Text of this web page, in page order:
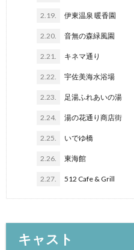
2.19. 伊東温泉 暖香園
2.20. 音無の森緑風園
2.21. キネマ通り
2.22. 宇佐美海水浴場
2.23. 足湯ふれあいの湯
2.24. 湯の花通り商店街
2.25. いでゆ橋
2.26. 東海館
2.27. 512 Cafe & Grill
キャスト